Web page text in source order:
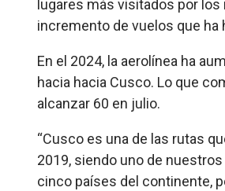
lugares más visitados por
incremento de vuelos que ha
En el 2024, la aerolínea ha
hacia hacia Cusco. Lo que
alcanzar 60 en julio.
“Cusco es una de las rutas
2019, siendo uno de
cinco países del continente,